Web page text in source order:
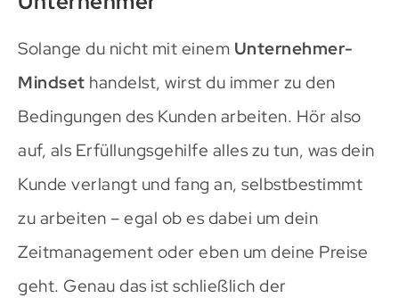
Solange du nicht mit einem Unternehmer-
Mindset handelst, wirst du immer zu den
Bedingungen des Kunden arbeiten. Hör also
auf, als Erfüllungsgehilfe alles zu tun, was dein
Kunde verlangt und fang an, selbstbestimmt
zu arbeiten – egal ob es dabei um dein
Zeitmanagement oder eben um deine Preise
geht. Genau das ist schließlich der